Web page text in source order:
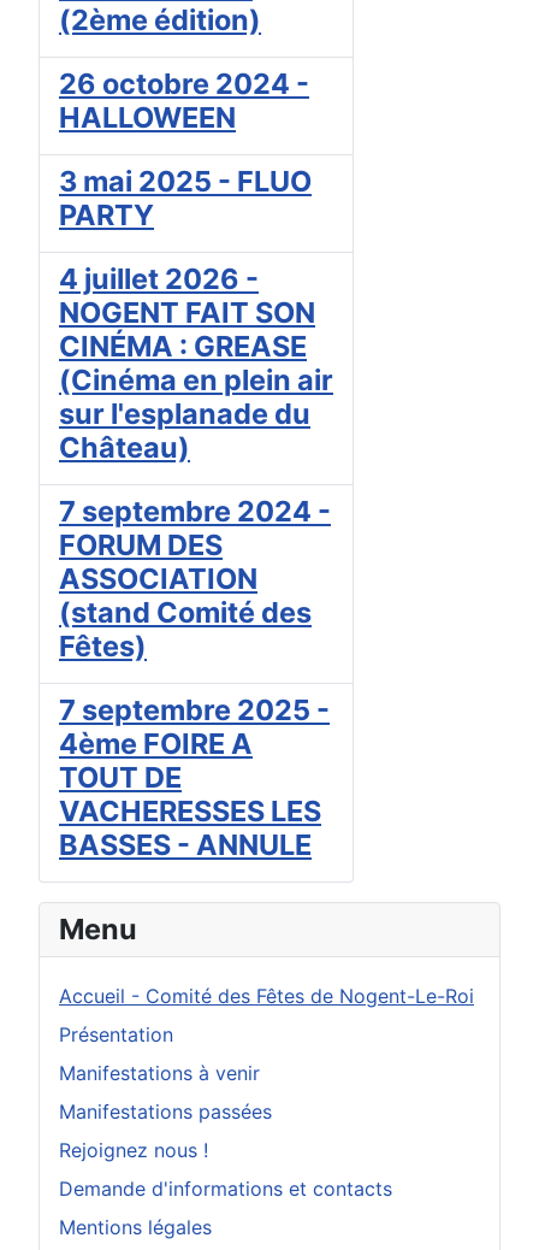
Menu
Accueil - Comité des Fêtes de Nogent-Le-Roi
Présentation
Manifestations à venir
Manifestations passées
Rejoignez nous !
Demande d'informations et contacts
Mentions légales
(2ème édition)
26 octobre 2024 -
HALLOWEEN
3 mai 2025 - FLUO
PARTY
4 juillet 2026 -
NOGENT FAIT SON
CINÉMA : GREASE
(Cinéma en plein air
sur l'esplanade du
Château)
7 septembre 2024 -
FORUM DES
ASSOCIATION
(stand Comité des
Fêtes)
7 septembre 2025 -
4ème FOIRE A
TOUT DE
VACHERESSES LES
BASSES - ANNULE